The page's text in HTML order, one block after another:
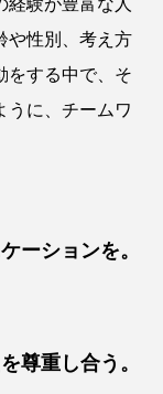
や性別、考え方
をする中で、そ
うに、チームワ
ーションを。
尊重し合う。